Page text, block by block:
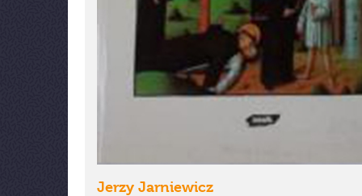
Jerzy Jarniewicz